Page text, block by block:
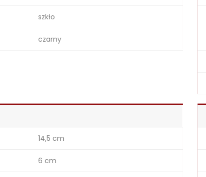
szkło
czarny
14,5 cm
6 cm